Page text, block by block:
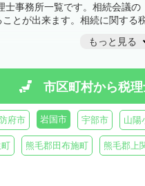
士事務所一覧です。相続会議
とが出来ます。相続に関す
もっと見る
市区町村から税
防府市 岩国市 宇部市 山陽
熊毛郡田布施町 熊毛郡上